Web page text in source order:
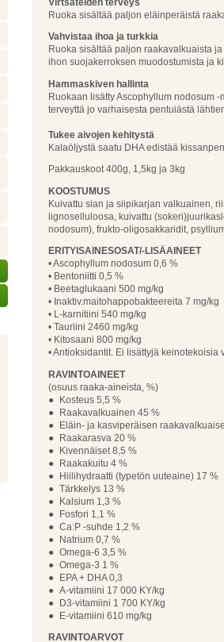
Virtsateiden terveys
Ruoka sisältää paljon eläinperäistä
Vahvistaa ihoa ja turkkia
Ruoka sisältää paljon raakavalkuaista
ihon suojakerroksen muodostumista ja
Hammaskiven hallinta
Ruokaan lisätty Ascophyllum nodosum
terveyttä jo varhaisesta pentuiästä
Tukee aivojen kehitystä
Kalaöljystä saatu DHA edistää
Pakkauskoot 400g, 1,5kg ja 3kg
KOOSTUMUS
Kuivattu sian ja siipikarjan valkuainen,
lignoselluloosa, kuivattu
nodosum), frukto-oligosakkaridit,
ERITYISAINESOSAT/-LISÄAINEET
• Ascophyllum nodosum 0,6 %
• Bentoniitti 0,5 %
• Beetaglukaani 500 mg/kg
• Inaktiv.maitohappobakteereita 7 mg/kg
• L-karnitiini 540 mg/kg
• Tauriini 2460 mg/kg
• Kitosaani 800 mg/kg
• Antioksidantit. Ei lisättyjä keinotekoisia
RAVINTOAINEET
(osuus raaka-aineista, %)
● Kosteus 5,5 %
● Raakavalkuainen 45 %
● Eläin- ja kasviperäisen
● Raakarasva 20 %
● Kivennäiset 8,5 %
● Raakakuitu 4 %
● Hiilihydraatti (typetön uuteaine) 17 %
● Tärkkelys 13 %
● Kalsium 1,3 %
● Fosfori 1,1 %
● Ca:P -suhde 1,2 %
● Natrium 0,7 %
● Omega-6 3,5 %
● Omega-3 1 %
● EPA + DHA 0,3
● A-vitamiini 17 000 KY/kg
● D3-vitamiini 1 700 KY/kg
● E-vitamiini 610 mg/kg
RAVINTOARVOT